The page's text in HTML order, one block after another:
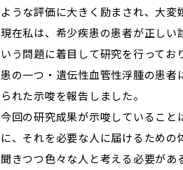
ような評価に大きく励まされ、大変
現在私は、希少疾患の患者が正し
いう問題に着目して研究を行って
患の一つ・遺伝性血管性浮腫の患
られた示唆を報告しました。
今回の研究成果が示唆しているこ
に、それを必要な人に届けるため
聞きつつ色々な人と考える必要が